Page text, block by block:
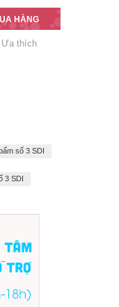
HÀNG
Ưa thích
số 3 SDI
3 SDI